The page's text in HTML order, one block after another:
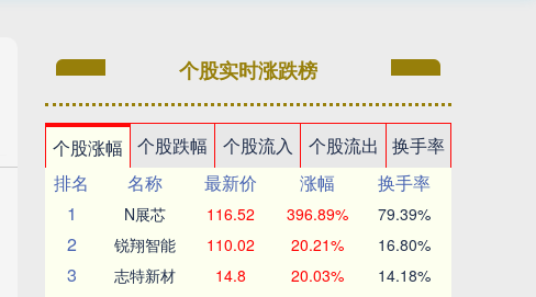
个股实时涨跌榜
个股涨幅 个股跌幅 个股流入 个股流出
换手率
排名
名称 最新价 涨幅
换手率
1
N展芯 116.52 396.89% 79.39%
2 锐翔智能 110.02 20.21% 16.80%
3 志特新材 14.8 20.03% 14.18%